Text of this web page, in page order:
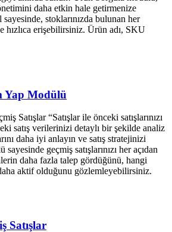
daha etkin hale getirmenize
stoklarınızda bulunan her
hızlıca erişebilirsiniz. Ürün adı, SKU
Yap Modülü
Satışlar “Satışlar ile önceki satışlarınızı
satış verilerinizi detaylı bir şekilde analiz
daha iyi anlayın ve satış stratejinizi
geçmiş satışlarınızı her açıdan
daha fazla talep gördüğünü, hangi
aktif olduğunu gözlemleyebilirsiniz.
Satışlar